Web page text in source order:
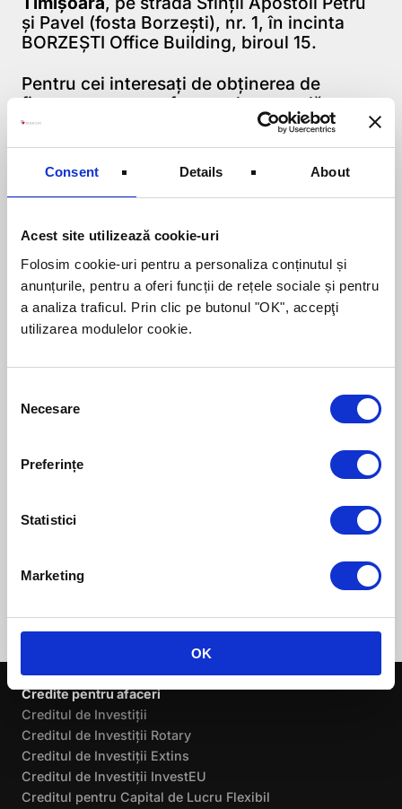
Consent Details About
Acest site utilizează cookie-uri
Folosim cookie-uri pentru a personaliza conținutul și
anunțurile, pentru a oferi funcții de rețele sociale și pentru
a analiza traficul. Prin clic pe butonul "OK", accepţi
utilizarea modulelor cookie.
Selection
Necesare
Preferințe
Statistici
Marketing
OK
şi Pavel (fosta Borzeşti), nr. 1, în incinta
BORZEŞTI Office Building, biroul 15.
Pentru cei interesaţi de obţinerea de
finanţare pentru afacerea lor actuală sau
viitoare îi aşteptăm să ia legătura cu Miler
Ciprian Stoica, tel. 0758 835 956 sau
ciprian.stoica@romcom.ro
, pentru a
determina cu exactitate în ce măsură
societatea noastră vă poate credita.
Vă aşteptăm cu drag în biroul ROMCOM din
Timişoara şi nu numai, pentru a vă oferi
consultanţă financiară pentru o viaţă
inteligentă din punct de vedere financiar.
Despre autor:
adipiscing elit. Nam sed posuere libero.
Curabitur sagittis, felis ut porta tristique,
arcu turpis id sapien.
Credite pentru afaceri
Creditul de Investiții
Creditul de Investiții Rotary
Creditul de Investiții Extins
Creditul de Investiții InvestEU
Creditul pentru Capital de Lucru Flexibil